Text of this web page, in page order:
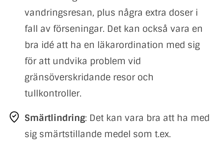
vandringsresan, plus några extra doser i
fall av förseningar. Det kan också vara en
bra idé att ha en läkarordination med sig
för att undvika problem vid
gränsöverskridande resor och
tullkontroller.
Smärtlindring: Det kan vara bra att ha med
sig smärtstillande medel som t.ex.